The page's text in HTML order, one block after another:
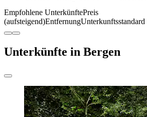
Empfohlene UnterkünftePreis
(aufsteigend)EntfernungUnterkunftsstandard
Unterkünfte in Bergen